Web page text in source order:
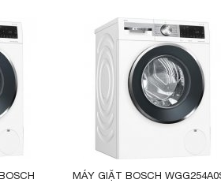
MÁY GIẶT BOSCH